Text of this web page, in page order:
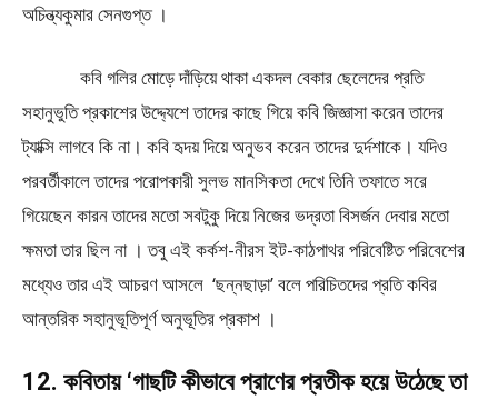
অচিন্ত্যকুমার সেনগুপ্ত ।
কবি গলির মোড়ে দাঁড়িয়ে থাকা একদল বেকার ছেলেদের প্রতি
সহানুভুতি প্রকাশের উদ্দ্যেশে তাদের কাছে গিয়ে কবি জিজ্ঞাসা করেন তাদের
ট্যাক্সি লাগবে কি না। কবি হৃদয় দিয়ে অনুভব করেন তাদের দুর্দশাকে। যদিও
পরবর্তীকালে তাদের পরোপকারী সুলভ মানসিকতা দেখে তিনি তফাতে সরে
গিয়েছেন কারন তাদের মতো সবটুকু দিয়ে নিজের ভদ্রতা বিসর্জন দেবার মতো
ক্ষমতা তার ছিল না । তবু এই কর্কশ-নীরস ইট-কাঠপাথর পরিবেষ্টিত পরিবেশের
মধ্যেও তার এই আচরণ আসলে ‘ছন্নছাড়া’ বলে পরিচিতদের প্রতি কবির
আন্তরিক সহানুভূতিপূর্ণ অনুভূতির প্রকাশ ।
12. কবিতায় ‘গাছটি কীভাবে প্রাণের প্রতীক হয়ে উঠেছে তা